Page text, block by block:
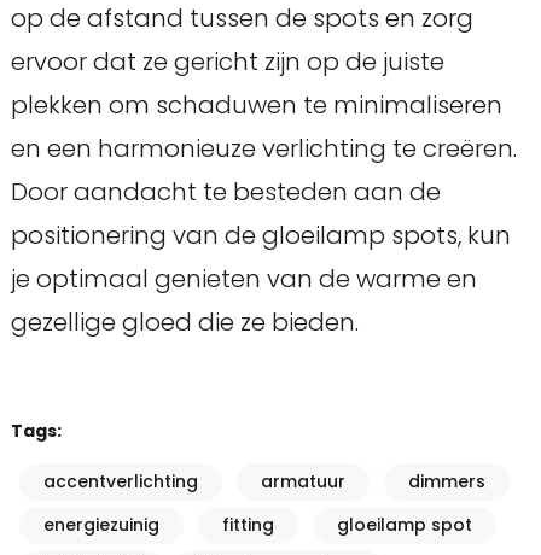
op de afstand tussen de spots en zorg
ervoor dat ze gericht zijn op de juiste
plekken om schaduwen te minimaliseren
en een harmonieuze verlichting te creëren.
Door aandacht te besteden aan de
positionering van de gloeilamp spots, kun
je optimaal genieten van de warme en
gezellige gloed die ze bieden.
Tags:
accentverlichting armatuur
dimmers
energiezuinig
fitting
gloeilamp spot